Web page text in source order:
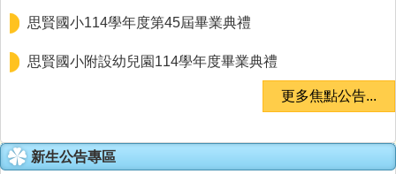
思賢國小114學年度第45屆畢業典禮
思賢國小附設幼兒園114學年度畢業典禮
更多焦點公告...
新生公告專區
狂賀!!恭喜本校學生參加新北市115年西區英語讀者劇
【公告】思賢國小114學年度校內英語朗讀觀摩得獎